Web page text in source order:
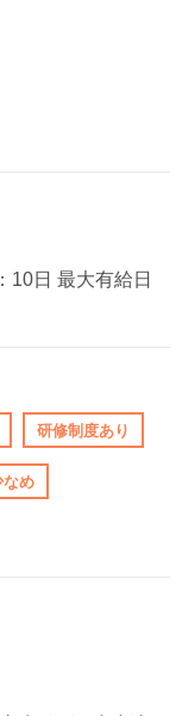
10日 最大有給日
研修制度あり
なめ